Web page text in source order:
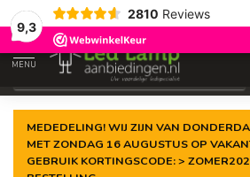
9,3
2810 Reviews
Gegarandeerde delaagste prijs
MENU
MEDEDELING! WIJ ZIJN VAN
MET ZONDAG 16 AUGUSTUS OP
GEBRUIK KORTINGSCODE: >